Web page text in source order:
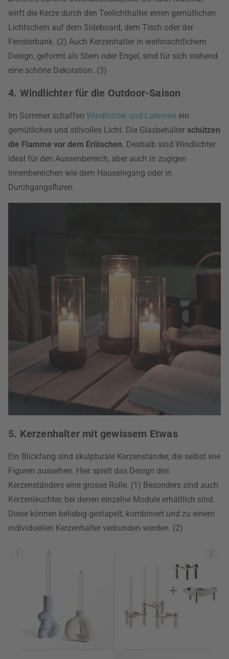
wirft die Kerze durch den Teelichthalter einen gemütlichen
Lichtschein auf dem Sideboard, dem Tisch oder der
Fensterbank. (2) Auch Kerzenhalter in weihnachtlichem
Design, geformt als Stern oder Engel, sind für sich stehend
eine schöne Dekoration. (3)
4. Windlichter für die Outdoor-Saison
Im Sommer schaffen Windlichter und Laternen ein
gemütliches und stilvolles Licht. Die Glasbehälter schützen
die Flamme vor dem Erlöschen. Deshalb sind Windlichter
ideal für den Aussenbereich, aber auch in zugigen
Innenbereichen wie dem Hauseingang oder in
Durchgangsfluren.
5. Kerzenhalter mit gewissem Etwas
Ein Blickfang sind skulpturale Kerzenständer, die selbst wie
Figuren aussehen. Hier spielt das Design des
Kerzenständers eine grosse Rolle. (1) Besonders sind auch
Kerzenleuchter, bei denen einzelne Module erhältlich sind.
Diese können beliebig gestapelt, kombiniert und zu einem
individuellen Kerzenhalter verbunden werden. (2)